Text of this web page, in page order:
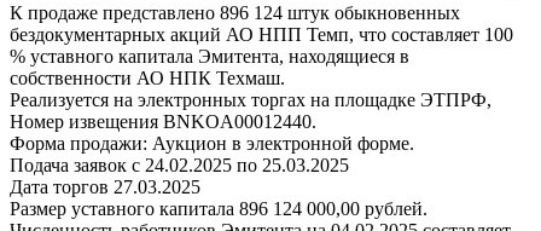
К продаже представлено 896 124 штук обыкновенных
бездокументарных акций АО НПП Темп, что составляет 100
% уставного капитала Эмитента, находящиеся в
собственности АО НПК Техмаш.
Реализуется на электронных торгах на площадке ЭТПРФ,
Номер извещения BNKOA00012440.
Форма продажи: Аукцион в электронной форме.
Подача заявок с 24.02.2025 по 25.03.2025
Дата торгов 27.03.2025
Размер уставного капитала 896 124 000,00 рублей.